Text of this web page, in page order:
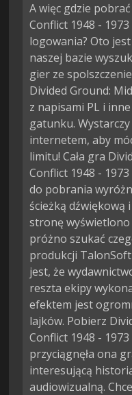
A więc gdzie
Conflict 1948 -
logowania? Oto
naszej bazie
gier ze
Divided Ground:
z napisami PL i
gatunku.
internetem, aby
limitu! Cała gra
Conflict 1948 -
do pobrania
ścieżką dźwiękową
stronę wyświetlono
próżno szukać
produkcji
jest, że
reszta ekipy
efektem jest
lajków. Pobierz
Conflict 1948 -
przyciągnęła ona
interesującą
audiowizualną.